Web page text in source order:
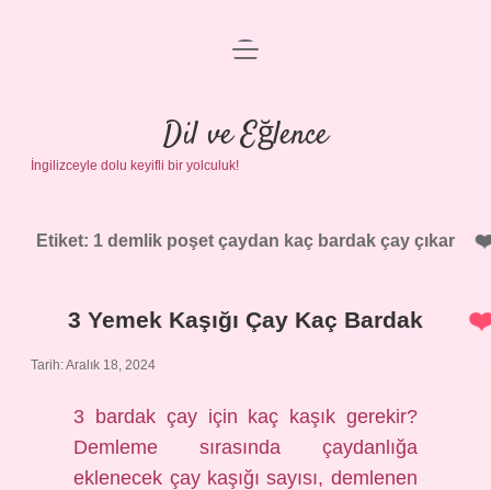
Anasayfa
Gizlilik Politikası
Yasal Uyarı
menüyü
Dil ve Eğlence
İngilizceyle dolu keyifli bir yolculuk!
Etiket: 1 demlik poşet çaydan kaç bardak çay çıkar
3 Yemek Kaşığı Çay Kaç Bardak
Tarih: Aralık 18, 2024
3 bardak çay için kaç kaşık gerekir?
Demleme sırasında çaydanlığa
eklenecek çay kaşığı sayısı, demlenen